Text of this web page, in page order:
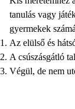
tanulás vagy
gyermekek
Az elülső és
A csúszásgátló
Végül, de nem